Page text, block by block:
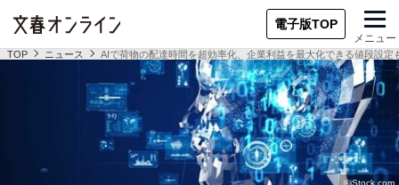
電子版TOP
メニュー
TOP ニュース AIで荷物の配達時間を超効率化、企業利益を最大化できる値段設